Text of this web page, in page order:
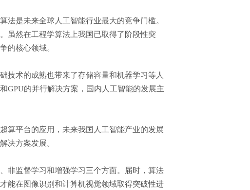
是未来全球人工智能行业最大的竞争门槛。
虽然在工程学算法上我国已取得了阶段性突
的核心领域。
术的成熟也带来了存储容量和机器学习等人
GPU的并行解决方案，国内人工智能的发展主
平台的应用，未来我国人工智能产业的发展
决方案发展。
监督学习和增强学习三个方面。届时，算法
能在图像识别和计算机视觉领域取得突破性进